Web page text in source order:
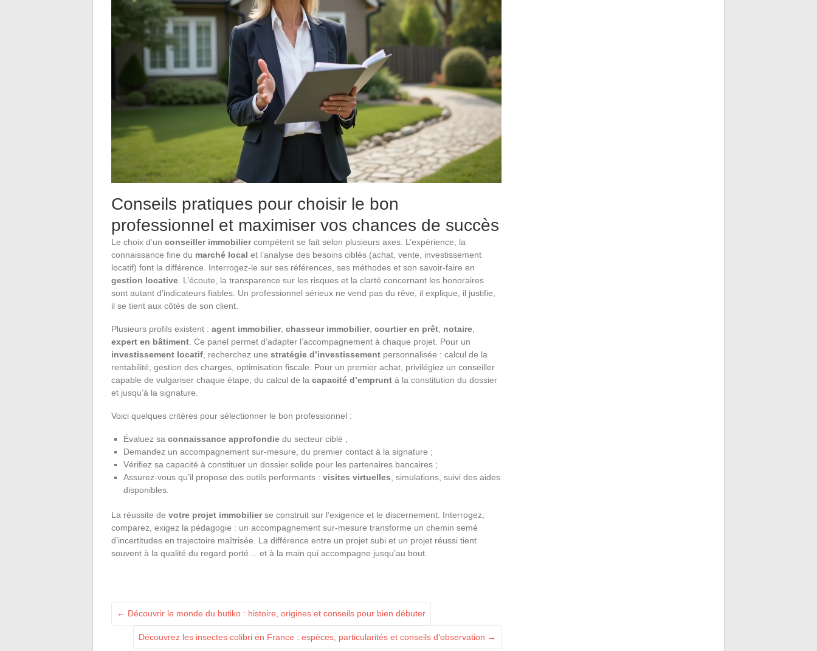
Conseils pratiques pour choisir le bon
professionnel et maximiser vos chances de succès
Le choix d’un conseiller immobiliercompétent se fait selon plusieurs axes. L’expérience, la
connaissance fine du marché local et l’analyse des besoins ciblés (achat, vente, investissement
locatif) font la différence. Interrogez-le sur ses références, ses méthodes et son savoir-faire en
gestion locative . L’écoute, la transparence sur les risques et la clarté concernant les honoraires
sont autant d’indicateurs fiables. Un professionnel sérieux ne vend pas du rêve, il explique, il justifie,
il se tient aux côtés de son client.
Plusieurs profils existent : agent immobilier, chasseur immobilier, courtier en prêt notaire
expert en bâtiment . Ce panel permet d’adapter l’accompagnement à chaque projet. Pour un
investissement locatif , recherchez une stratégie d’investissement personnalisée : calcul de la
rentabilité, gestion des charges, optimisation fiscale. Pour un premier achat, privilégiez un conseiller
capable de vulgariser chaque étape, du calcul de la capacité d’emprunt à la constitution du dossier
et jusqu’à la signature.
Voici quelques critères pour sélectionner le bon professionnel :
Évaluez sa connaissance approfondie du secteur ciblé ;
Demandez un accompagnement sur-mesure, du premier contact à la signature ;
Vérifiez sa capacité à constituer un dossier solide pour les partenaires bancaires ;
Assurez-vous qu’il propose des outils performants : visites virtuelles , simulations, suivi des aides
disponibles.
La réussite de votre projet immobilierse construit sur l’exigence et le discernement. Interrogez,
comparez, exigez la pédagogie : un accompagnement sur-mesure transforme un chemin semé
d’incertitudes en trajectoire maîtrisée. La différence entre un projet subi et un projet réussi tient
souvent à la qualité du regard porté… et à la main qui accompagne jusqu’au bout.
← Découvrir le monde du butiko : histoire, origines et conseils pour bien débuter
Découvrez les insectes colibri en France : espèces, particularités et conseils d’observation →